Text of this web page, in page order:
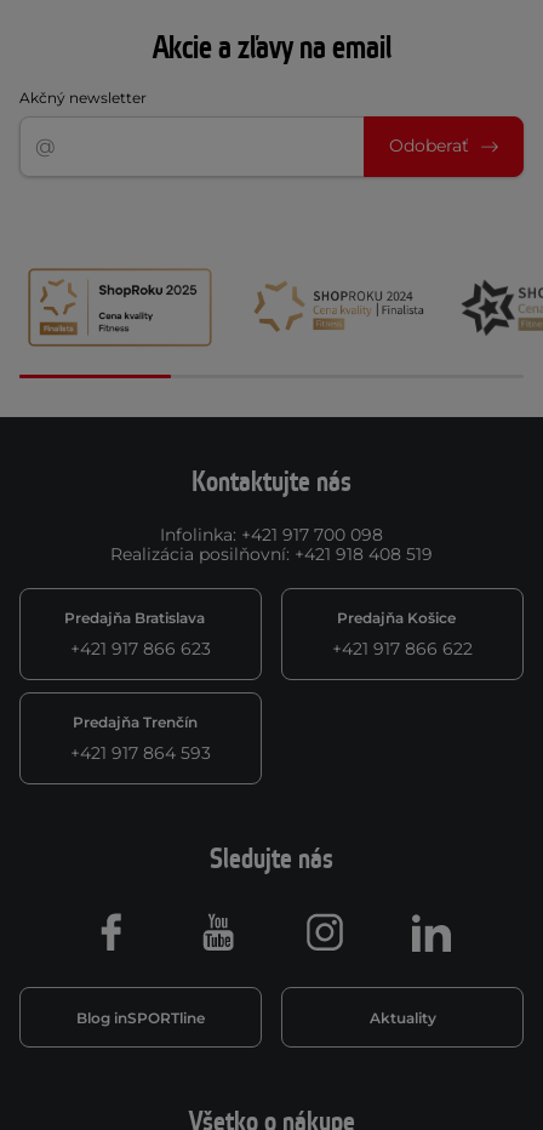
Akcie a zľavy na email
Akčný newsletter
Odoberať
Kontaktujte nás
Infolinka: +421 917 700 098
Realizácia posilňovní: +421 918 408 519
Predajňa Bratislava
+421 917 866 623
Predajňa Košice
+421 917 866 622
Predajňa Trenčín
+421 917 864 593
Sledujte nás
Blog inSPORTline Aktuality
Facebook Youtube Instagram LinkedIn